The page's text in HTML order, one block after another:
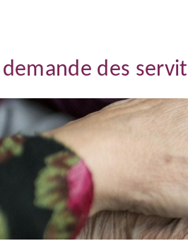
demande des